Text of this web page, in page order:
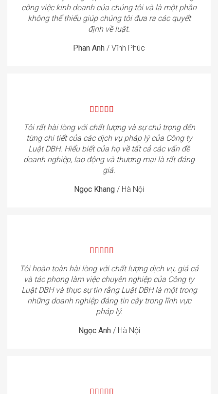
công việc kinh doanh của chúng tôi và là một phần
không thể thiếu giúp chúng tôi đưa ra các quyết
định về luật.
Phan Anh / Vĩnh Phúc
Tôi rất hài lòng với chất lượng và sự chú trọng đến
từng chi tiết của các dịch vụ pháp lý của Công ty
Luật DBH. Hiểu biết của họ về tất cả các vấn đề
doanh nghiệp, lao động và thương mại là rất đáng
giá.
Ngọc Khang / Hà Nội
Tôi hoàn toàn hài lòng với chất lượng dịch vụ, giả cả
và tác phong làm việc chuyên nghiệp của Công ty
Luật DBH và thực sự tin rằng Luật DBH là một trong
những doanh nghiệp đáng tin cậy trong lĩnh vực
pháp lý.
Ngọc Anh / Hà Nội